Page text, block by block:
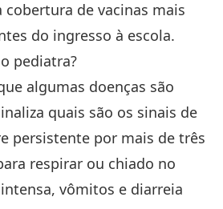
cobertura de vacinas mais
do ingresso à escola.
pediatra?
algumas doenças são
quais são os sinais de
persistente por mais de três
respirar ou chiado no
vômitos e diarreia